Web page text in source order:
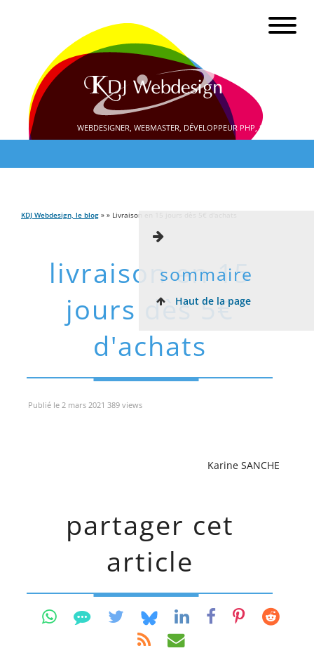
WEBDESIGNER, WEBMASTER, DÉVELOPPEUR PHP, SEO
KDJ Webdesign, le blog » » Livraison en 15 jours dès 5€ d'achats
livraison en 15
jours dès 5€
d'achats
sommaire
Haut de la page
Publié le 2 mars 2021 389 views
Karine SANCHE
partager cet
article